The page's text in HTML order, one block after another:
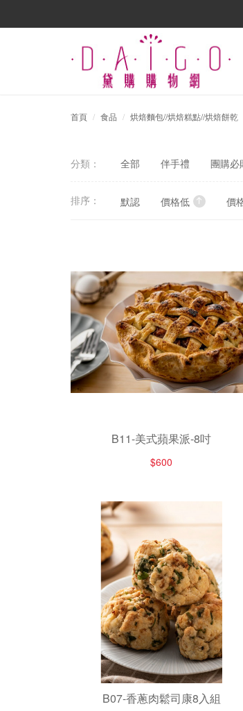
首頁 食品 烘焙麵包//烘焙糕點//烘焙餅乾
分類： 全部 伴手禮 團購必
排序： 默認 價格低 價
B11-美式蘋果派-8吋
$600
B07-香蔥肉鬆司康8入組